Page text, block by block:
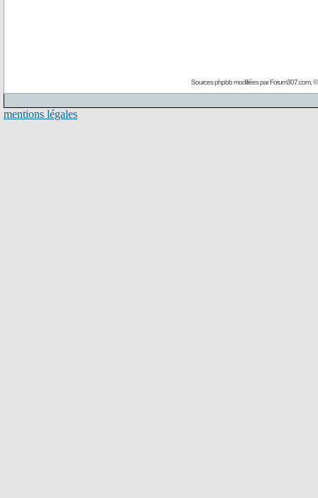
Sources phpbb modifiées parForum307.com, ©
mentions légales